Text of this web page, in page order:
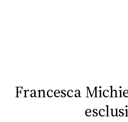
Francesca